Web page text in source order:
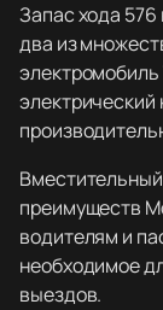
Запас хода 576
два из
электромобиль
электрический
преимуществ
водителям и
необходимое
выездов.